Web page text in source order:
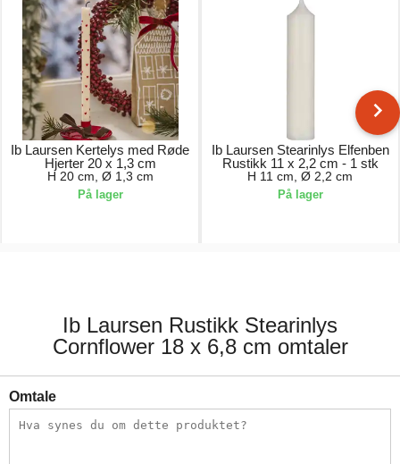
Ib Laursen Kertelys med Røde
Hjerter 20 x 1,3 cm
H 20 cm, Ø 1,3 cm
På lager
Ib Laursen Stearinlys Elfenben
Rustikk 11 x 2,2 cm - 1 stk
H 11 cm, Ø 2,2 cm
På lager
Ib Laursen Rustikk Stearinlys
Cornflower 18 x 6,8 cm omtaler
Omtale